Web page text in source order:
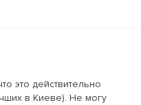
это действительно
в Киеве). Не могу